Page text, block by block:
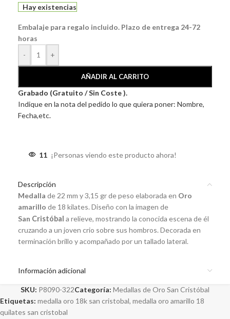
Hay existencias
Embalaje para regalo incluido. Plazo de entrega 24-72
horas
-
+
AÑADIR AL CARRITO
Grabado (Gratuito / Sin Coste ).
Indique en la nota del pedido lo que quiera poner: Nombre,
Fecha,etc.
11 ¡Personas viendo este producto ahora!
Descripción
Medalla de 22 mm y 3,15 gr de peso elaborada en Oro
amarillo de 18 kilates. Diseño con la imagen de
San Cristóbal a relieve, mostrando la conocida escena de él
cruzando a un joven crio sobre sus hombros. Decorada en
terminación brillo y acompañado por un tallado lateral.
Información adicional
SKU: P8090-322Categoría: Medallas de Oro San Cristóbal
Etiquetas: medalla oro 18k san cristobal, medalla oro amarillo 18
quilates san cristobal